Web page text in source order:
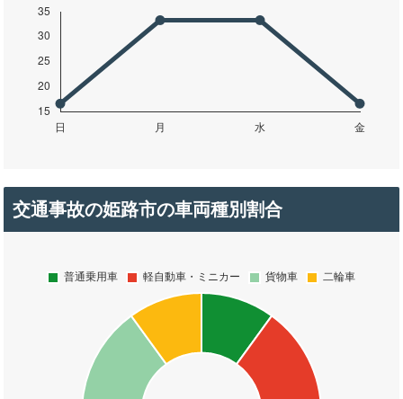
交通事故の姫路市の車両種別割合